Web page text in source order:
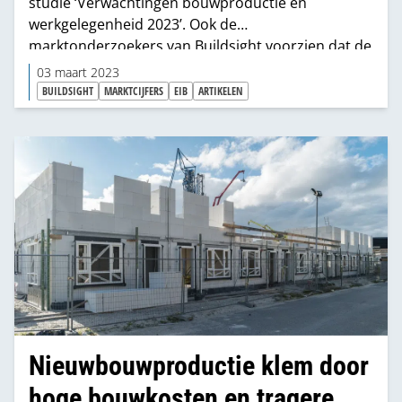
werkgelegenheid 2023’. Ook de
marktonderzoekers van Buildsight voorzien dat de
Nederlandse economie zal krimpen, vooral door
de bouwsector. Lichtpunten? De vraag blijft
overeind. En duurzaamheid biedt groeikansen.
03 maart 2023
BUILDSIGHT MARKTCIJFERS EIB ARTIKELEN
Nieuwbouwproductie klem door